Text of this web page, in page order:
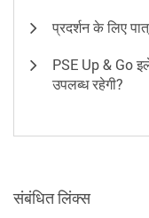
प्रदर्शन के लिए
PSE Up & Go
उपलब्ध रहेगी?
संबंधित लिंक्स